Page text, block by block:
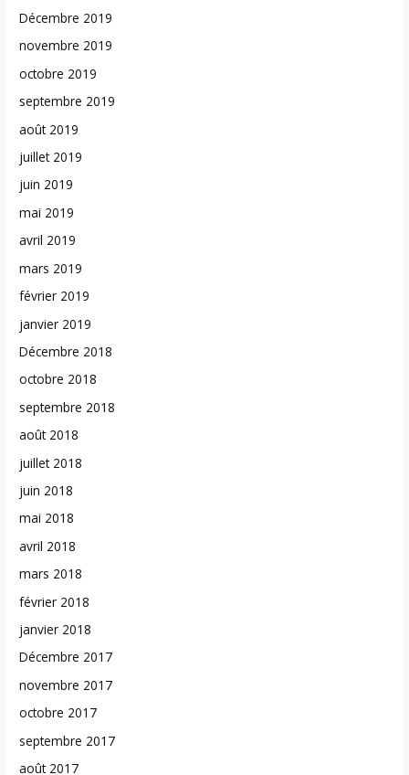
Décembre 2019
novembre 2019
octobre 2019
septembre 2019
août 2019
juillet 2019
juin 2019
mai 2019
avril 2019
mars 2019
février 2019
janvier 2019
Décembre 2018
octobre 2018
septembre 2018
août 2018
juillet 2018
juin 2018
mai 2018
avril 2018
mars 2018
février 2018
janvier 2018
Décembre 2017
novembre 2017
octobre 2017
septembre 2017
août 2017